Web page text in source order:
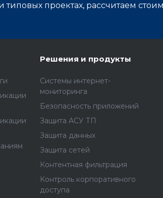
проектах, рассчитаем
Решения и продукты
Cистемы интернет-
мониторинга
Безопасность приложений
Защита АСУ ТП
Защита данных
Защита сетей
Контентная фильтрация
Контроль корпоративного
доступа